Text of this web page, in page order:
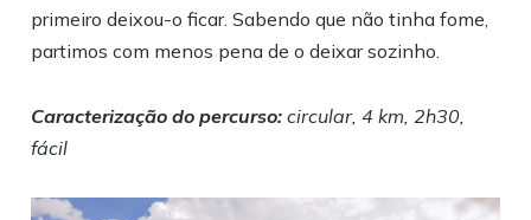
primeiro deixou-o ficar. Sabendo que não tinha fome,
partimos com menos pena de o deixar sozinho.
Caracterização do percurso: circular, 4 km, 2h30,
fácil